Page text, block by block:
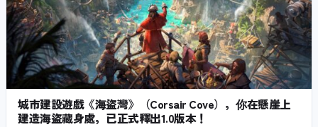
城市建設遊戲《海盜灣》（Corsair Cove），你在懸崖上
建造海盜藏身處，已正式釋出1.0版本！